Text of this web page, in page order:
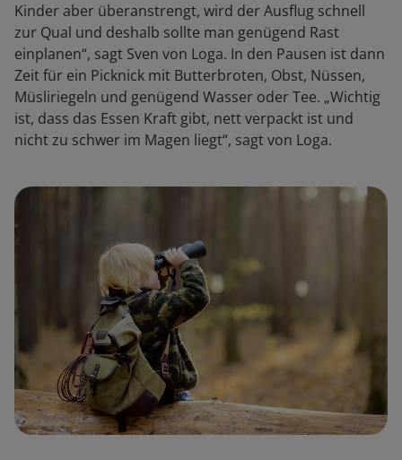
Kinder aber überanstrengt, wird der Ausflug schnell
zur Qual und deshalb sollte man genügend Rast
einplanen“, sagt Sven von Loga. In den Pausen ist dann
Zeit für ein Picknick mit Butterbroten, Obst, Nüssen,
Müsliriegeln und genügend Wasser oder Tee. „Wichtig
ist, dass das Essen Kraft gibt, nett verpackt ist und
nicht zu schwer im Magen liegt“, sagt von Loga.